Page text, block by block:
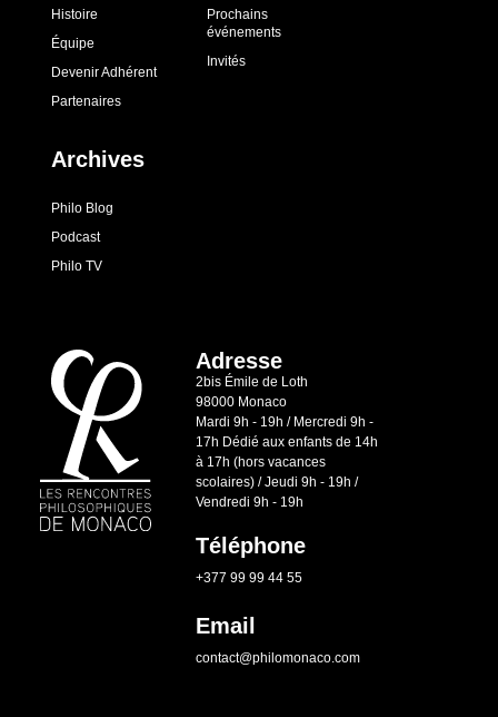
Histoire
Équipe
Devenir Adhérent
Partenaires
Prochains
événements
Invités
Archives
Philo Blog
Podcast
Philo TV
Adresse
2bis Émile de Loth
98000 Monaco
Mardi 9h - 19h / Mercredi 9h -
17h Dédié aux enfants de 14h
à 17h (hors vacances
scolaires) / Jeudi 9h - 19h /
Vendredi 9h - 19h
Téléphone
+377 99 99 44 55
Email
contact@philomonaco.com